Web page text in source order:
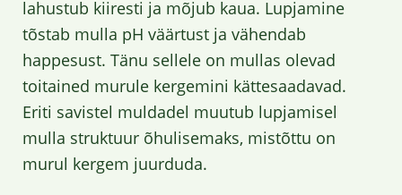
lahustub kiiresti ja mõjub kaua. Lupjamine
tõstab mulla pH väärtust ja vähendab
happesust. Tänu sellele on mullas olevad
toitained murule kergemini kättesaadavad.
Eriti savistel muldadel muutub lupjamisel
mulla struktuur õhulisemaks, mistõttu on
murul kergem juurduda.